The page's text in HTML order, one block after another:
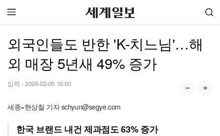
외국인들도 반한 'K-치느님'…해
외 매장 5년새 49% 증가
입력 : 2026-02-05 16:50
세종=현상철 기자 schyun@segye.com
한국 브랜드 내건 제과점도 63% 증가